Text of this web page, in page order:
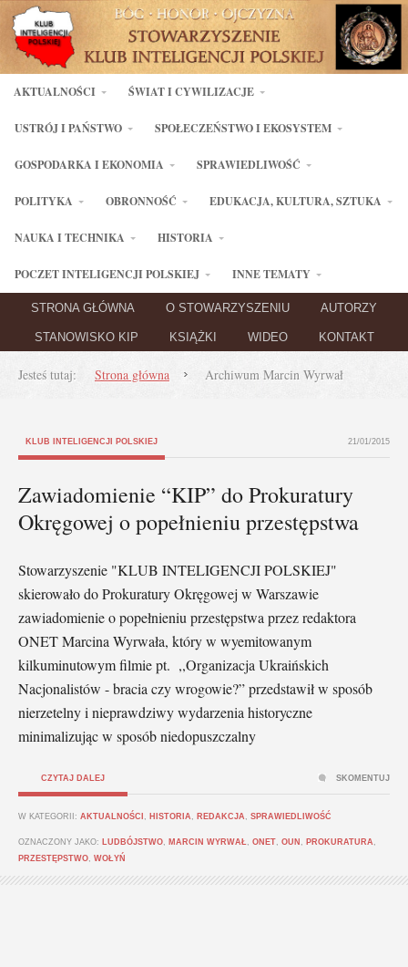
AKTUALNOŚCI ŚWIAT I CYWILIZACJE
USTRÓJ I PAŃSTWO SPOŁECZEŃSTWO I EKOSYSTEM
GOSPODARKA I EKONOMIA SPRAWIEDLIWOŚĆ
POLITYKA OBRONNOŚĆ EDUKACJA, KULTURA, SZTUKA
NAUKA I TECHNIKA HISTORIA
POCZET INTELIGENCJI POLSKIEJ INNE TEMATY
STRONA GŁÓWNA O STOWARZYSZENIU AUTORZY
STANOWISKO KIP KSIĄŻKI WIDEO KONTAKT
Jesteś tutaj: Strona główna Archiwum Marcin Wyrwał
KLUB INTELIGENCJI POLSKIEJ 21/01/2015
Zawiadomienie “KIP” do Prokuratury
Okręgowej o popełnieniu przestępstwa
Stowarzyszenie "KLUB INTELIGENCJI POLSKIEJ"
skierowało do Prokuratury Okręgowej w Warszawie
zawiadomienie o popełnieniu przestępstwa przez redaktora
ONET Marcina Wyrwała, który w wyemitowanym
kilkuminutowym filmie pt. ,,Organizacja Ukraińskich
Nacjonalistów - bracia czy wrogowie?” przedstawił w sposób
nierzetelny i nieprawdziwy wydarzenia historyczne
minimalizując w sposób niedopuszczalny
CZYTAJ DALEJ
W KATEGORII: AKTUALNOŚCI HISTORIA REDAKCJA SPRAWIEDLIWOŚĆ
OZNACZONY JAKO: LUDBÓJSTWO MARCIN WYRWAŁ ONET OUN PROKURATURA
PRZESTĘPSTWO WOŁYŃ
SKOMENTUJ